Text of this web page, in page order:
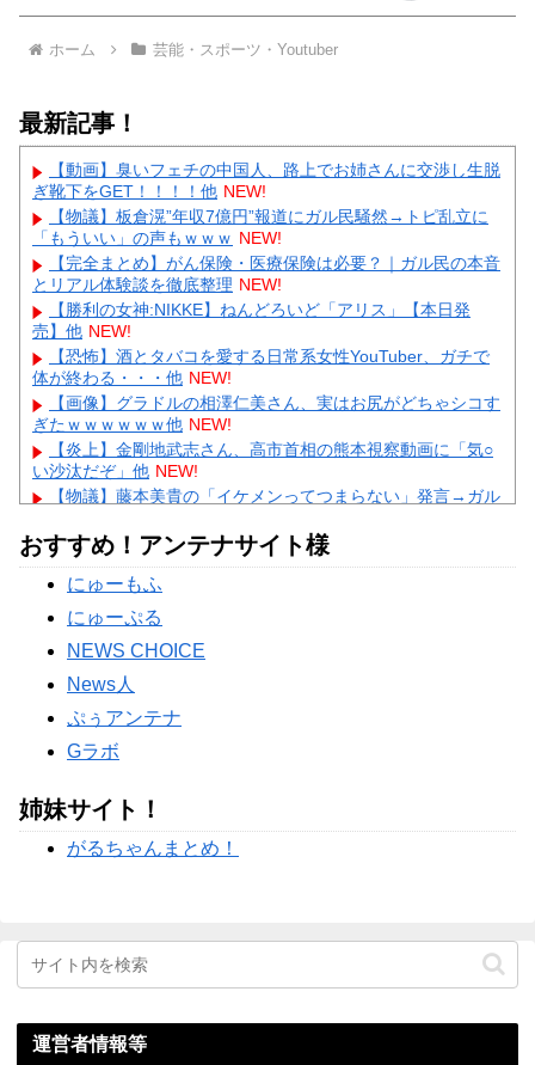
ホーム 芸能・スポーツ・Youtuber
最新記事！
【動画】臭いフェチの中国人、路上でお姉さんに交渉し生脱
ぎ靴下をGET！！！！他 NEW!
【物議】板倉滉”年収7億円”報道にガル民騒然→トピ乱立に
「もういい」の声もｗｗｗ NEW!
【完全まとめ】がん保険・医療保険は必要？｜ガル民の本音
とリアル体験談を徹底整理 NEW!
【勝利の女神:NIKKE】ねんどろいど「アリス」【本日発
売】他 NEW!
【恐怖】酒とタバコを愛する日常系女性YouTuber、ガチで
体が終わる・・・他 NEW!
【画像】グラドルの相澤仁美さん、実はお尻がどちゃシコす
ぎたｗｗｗｗｗｗ他 NEW!
【炎上】金剛地武志さん、高市首相の熊本視察動画に「気○
い沙汰だぞ」他 NEW!
【物議】藤本美貴の「イケメンってつまらない」発言→ガル
【物議】田中みな実、結婚&妊娠発表後初登場→10cmヒール
にガル民総ツッコミｗｗｗ NEW!
【衝撃】剛力彩芽、ネプリーグで別人級美貌に→ガル民「え
っ待って」の総ツッコミｗｗｗ
Powered by livedoor 相互RSS
おすすめ！アンテナサイト様
にゅーもふ
にゅーぷる
NEWS CHOICE
News人
ぷぅアンテナ
Gラボ
姉妹サイト！
がるちゃんまとめ！
運営者情報等